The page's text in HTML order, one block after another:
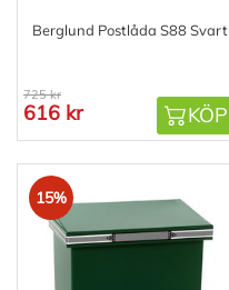
Berglund Postlåda S88 Svart
725 kr
616 kr KÖP
15%